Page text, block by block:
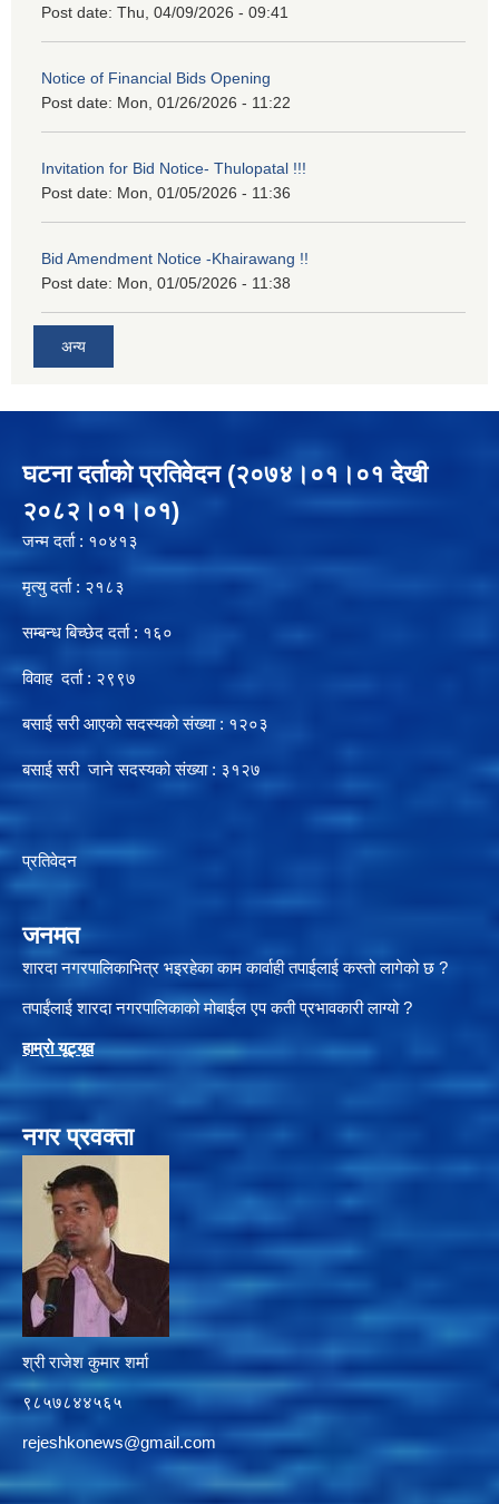
Post date: Thu, 04/09/2026 - 09:41
Notice of Financial Bids Opening
Post date: Mon, 01/26/2026 - 11:22
Invitation for Bid Notice- Thulopatal !!!
Post date: Mon, 01/05/2026 - 11:36
Bid Amendment Notice -Khairawang !!
Post date: Mon, 01/05/2026 - 11:38
अन्य
घटना दर्ताको प्रतिवेदन (२०७४।०१।०१ देखी
२०८२।०१।०१)
जन्म दर्ता : १०४१३
मृत्यु दर्ता : २१८३
सम्बन्ध बिच्छेद दर्ता : १६०
विवाह दर्ता : २९९७
बसाई सरी आएको सदस्यको संख्या : १२०३
बसाई सरी जाने सदस्यको संख्या : ३१२७
प्रतिवेदन
जनमत
शारदा नगरपालिकाभित्र भइरहेका काम कार्वाही तपाईलाई कस्तो लागेको छ ?
तपाईंलाई शारदा नगरपालिकाको मोबाईल एप कती प्रभावकारी लाग्यो ?
हाम्रो यूट्यूव
नगर प्रवक्ता
श्री राजेश कुमार शर्मा
९८५७८४४५६५
rejeshkonews@gmail.com